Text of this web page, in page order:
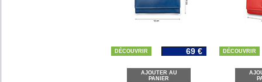
DÉCOUVRIR 69 €
AJOUTER AU
PANIER
DÉCOUVRIR